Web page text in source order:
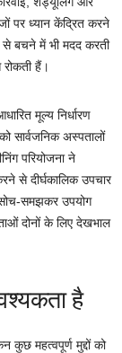
पर ध्यान केंद्रित करने
से बचने में भी मदद करती
हैं।
मूल्य निर्धारण
सार्वजनिक अस्पतालों
परियोजना ने
से दीर्घकालिक उपचार
समझकर उपयोग
दोनों के लिए देखभाल
है
कुछ महत्वपूर्ण मुद्दों को